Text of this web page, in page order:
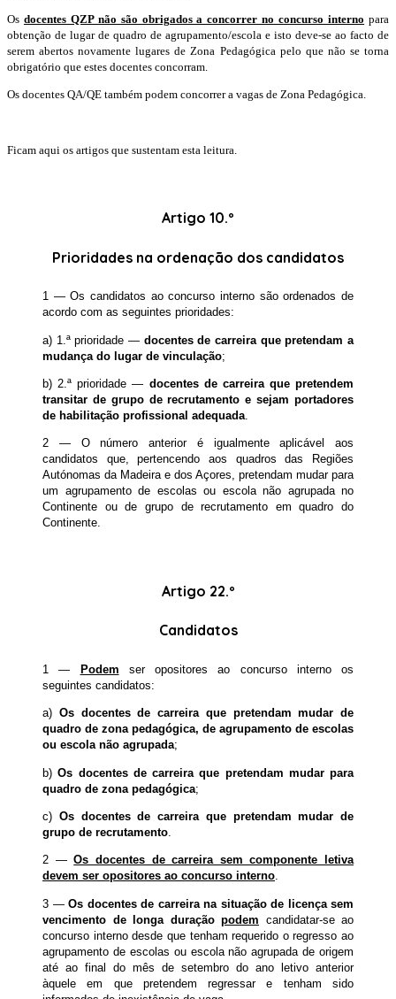
Os docentes QZP não são obrigados a concorrer no concurso interno para
obtenção de lugar de quadro de agrupamento/escola e isto deve-se ao facto de
serem abertos novamente lugares de Zona Pedagógica pelo que não se torna
obrigatório que estes docentes concorram.
Os docentes QA/QE também podem concorrer a vagas de Zona Pedagógica.
Ficam aqui os artigos que sustentam esta leitura.
Artigo 10.º
Prioridades na ordenação dos candidatos
1 — Os candidatos ao concurso interno são ordenados de
acordo com as seguintes prioridades:
a) 1.ª prioridade — docentes de carreira que pretendam a
mudança do lugar de vinculação;
b) 2.ª prioridade — docentes de carreira que pretendem
transitar de grupo de recrutamento e sejam portadores
de habilitação profissional adequada.
2 — O número anterior é igualmente aplicável aos
candidatos que, pertencendo aos quadros das Regiões
Autónomas da Madeira e dos Açores, pretendam mudar para
um agrupamento de escolas ou escola não agrupada no
Continente ou de grupo de recrutamento em quadro do
Continente.
Artigo 22.º
Candidatos
1 — Podem ser opositores ao concurso interno os
seguintes candidatos:
a) Os docentes de carreira que pretendam mudar de
quadro de zona pedagógica, de agrupamento de escolas
ou escola não agrupada;
b)Os docentes de carreira que pretendam mudar para
quadro de zona pedagógica;
c) Os docentes de carreira que pretendam mudar de
grupo de recrutamento
2 —Os docentes de carreira sem componente letiva
devem ser opositores ao concurso interno.
3 — Os docentes de carreira na situação de licença sem
vencimento de longa duração podem candidatar-se ao
concurso interno desde que tenham requerido o regresso ao
agrupamento de escolas ou escola não agrupada de origem
até ao final do mês de setembro do ano letivo anterior
àquele em que pretendem regressar e tenham sido